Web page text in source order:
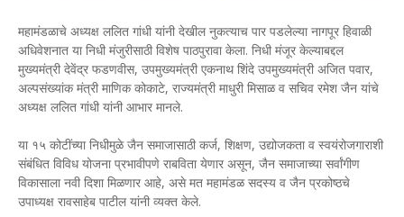
महामंडळाचे अध्यक्ष ललित गांधी यांनी देखील नुकत्याच पार पडलेल्या नागपूर हिवाळी
अधिवेशनात या निधी मंजुरीसाठी विशेष पाठपुरावा केला. निधी मंजूर केल्याबद्दल
मुख्यमंत्री देवेंद्र फडणवीस, उपमुख्यमंत्री एकनाथ शिंदे उपमुख्यमंत्री अजित पवार,
अल्पसंख्यांक मंत्री माणिक कोकाटे, राज्यमंत्री माधुरी मिसाळ व सचिव रमेश जैन यांचे
अध्यक्ष ललित गांधी यांनी आभार मानले.
या १५ कोटींच्या निधीमुळे जैन समाजासाठी कर्ज, शिक्षण, उद्योजकता व स्वयंरोजगाराशी
संबंधित विविध योजना प्रभावीपणे राबविता येणार असून, जैन समाजाच्या सर्वांगीण
विकासाला नवी दिशा मिळणार आहे, असे मत महामंडळ सदस्य व जैन प्रकोष्ठचे
उपाध्यक्ष रावसाहेब पाटील यांनी व्यक्त केले.